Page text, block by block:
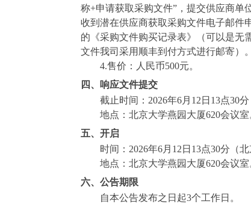
称+申请获取采购文件”，提交供应商单
收到潜在供应商获取采购文件电子邮件
的《采购文件购买记录表》（可以是无
文件我司采用顺丰到付方式进行邮寄）
4.售价： 人民币500元。
四、 响应文件提交
截止时间： 2026年6月 12 日 13点30分
地点：北京大学燕园大厦620会议室
五、开启
时间： 2026年6月 12 日 13点30分 （
地点：北京大学燕园大厦620会议室
六、公告期限
自本公告发布之日起3个工作日。